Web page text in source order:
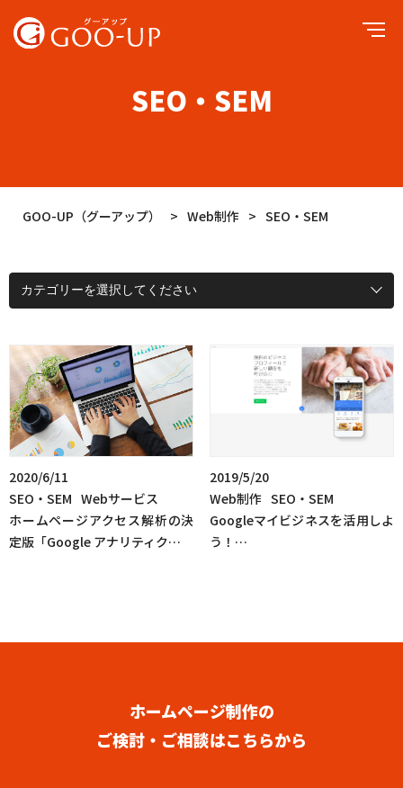
STAFF BLOG
SEO・SEM
GOO-UP（グーアップ） > Web制作 > SEO・SEM
2020/6/11
SEO・SEM Webサービス
ホームページアクセス解析の決
定版「Google アナリティク…
2019/5/20
Web制作 SEO・SEM
Googleマイビジネスを活用しよ
う！…
ホームページ制作の
ご検討・ご相談はこちらから